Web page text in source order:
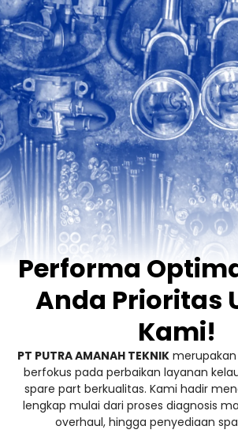
Performa
Anda Prioritas
Kami!
PT PUTRA AMANAH TEKNIKmerupakan
berfokus pada perbaikan layanan
spare part berkualitas. Kami hadir
lengkap mulai dari proses diagnosis
overhaul, hingga penyediaan